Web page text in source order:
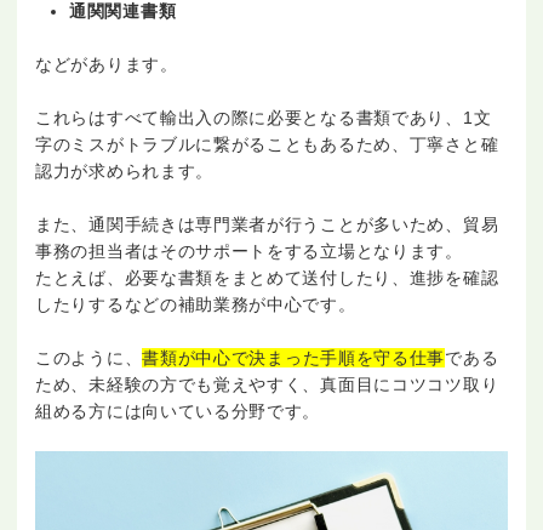
通関関連書類
などがあります。
これらはすべて輸出入の際に必要となる書類であり、1文
字のミスがトラブルに繋がることもあるため、丁寧さと確
認力が求められます。
また、通関手続きは専門業者が行うことが多いため、貿易
事務の担当者はそのサポートをする立場となります。
たとえば、必要な書類をまとめて送付したり、進捗を確認
したりするなどの補助業務が中心です。
このように、書類が中心で決まった手順を守る仕事である
ため、未経験の方でも覚えやすく、真面目にコツコツ取り
組める方には向いている分野です。